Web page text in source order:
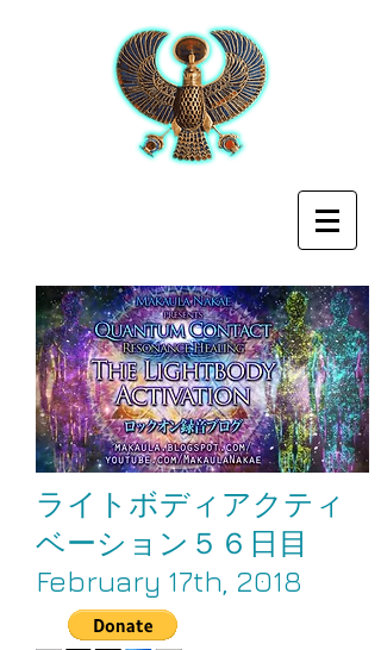
ライトボディアクティ
ベーション５６日目
February 17th, 2018